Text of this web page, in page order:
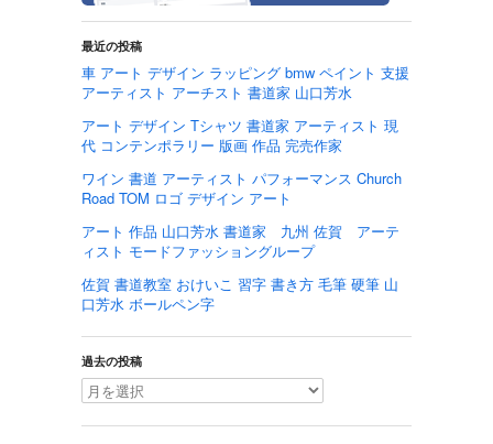
最近の投稿
車 アート デザイン ラッピング bmw ペイント 支援
アーティスト アーチスト 書道家 山口芳水
アート デザイン Tシャツ 書道家 アーティスト 現
代 コンテンポラリー 版画 作品 完売作家
ワイン 書道 アーティスト パフォーマンス Church
Road TOM ロゴ デザイン アート
アート 作品 山口芳水 書道家 九州 佐賀 アーテ
ィスト モードファッショングループ
佐賀 書道教室 おけいこ 習字 書き方 毛筆 硬筆 山
口芳水 ボールペン字
過去の投稿